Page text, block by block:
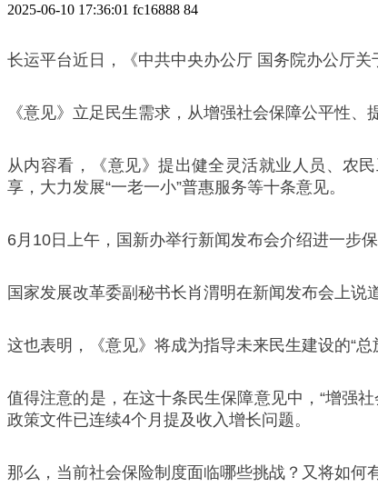
2025-06-10 17:36:01 fc16888 84
长运平台近日，《中共中央办公厅 国务院办公厅
《意见》立足民生需求，从增强社会保障公平性
从内容看，《意见》提出健全灵活就业人员、农
享，大力发展“一老一小”普惠服务等十条意见。
6月10日上午，国新办举行新闻发布会介绍进一步
国家发展改革委副秘书长肖渭明在新闻发布会上说
这也表明，《意见》将成为指导未来民生建设的“总
值得注意的是，在这十条民生保障意见中，“增强
政策文件已连续4个月提及收入增长问题。
那么，当前社会保险制度面临哪些挑战？又将如何